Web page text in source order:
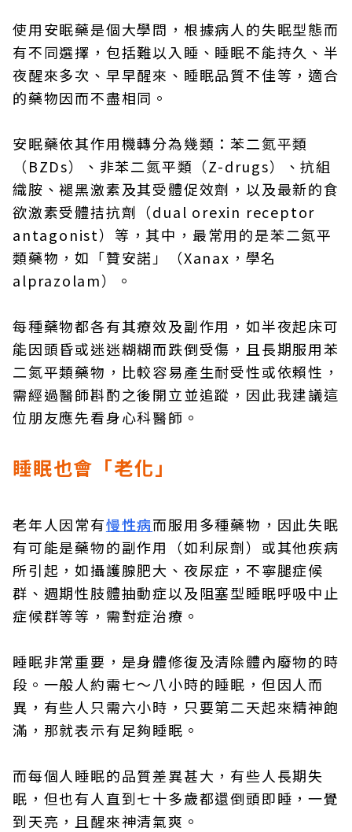
使用安眠藥是個大學問，根據病人的失眠型態而
有不同選擇，包括難以入睡、睡眠不能持久、半
夜醒來多次、早早醒來、睡眠品質不佳等，適合
的藥物因而不盡相同。
安眠藥依其作用機轉分為幾類：苯二氮平類
（BZDs）、非苯二氮平類（Z-drugs）、抗組
織胺、褪黑激素及其受體促效劑，以及最新的食
欲激素受體拮抗劑（dual orexin receptor
antagonist）等，其中，最常用的是苯二氮平
類藥物，如「贊安諾」（Xanax，學名
alprazolam）。
每種藥物都各有其療效及副作用，如半夜起床可
能因頭昏或迷迷糊糊而跌倒受傷，且長期服用苯
二氮平類藥物，比較容易產生耐受性或依賴性，
需經過醫師斟酌之後開立並追蹤，因此我建議這
位朋友應先看身心科醫師。
睡眠也會「老化」
老年人因常有慢性病而服用多種藥物，因此失眠
有可能是藥物的副作用（如利尿劑）或其他疾病
所引起，如攝護腺肥大、夜尿症，不寧腿症候
群、週期性肢體抽動症以及阻塞型睡眠呼吸中止
症候群等等，需對症治療。
睡眠非常重要，是身體修復及清除體內廢物的時
段。一般人約需七～八小時的睡眠，但因人而
異，有些人只需六小時，只要第二天起來精神飽
滿，那就表示有足夠睡眠。
而每個人睡眠的品質差異甚大，有些人長期失
眠，但也有人直到七十多歲都還倒頭即睡，一覺
到天亮，且醒來神清氣爽。